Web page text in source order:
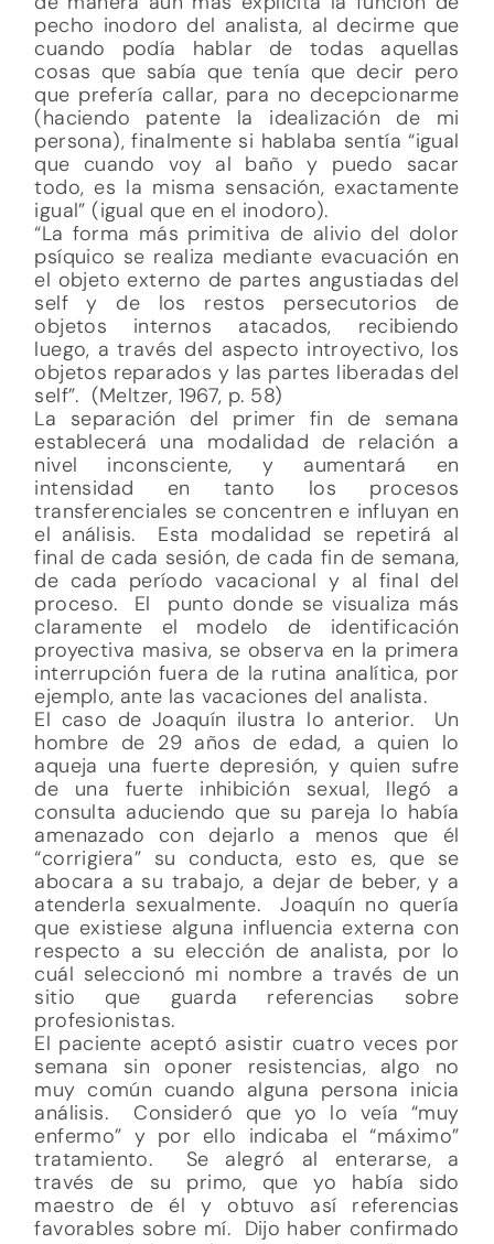
pecho inodoro del analista, al decirme que
cuando podía hablar de todas aquellas
cosas que sabía que tenía que decir pero
que prefería callar, para no decepcionarme
(haciendo patente la idealización de mi
persona), finalmente si hablaba sentía “igual
que cuando voy al baño y puedo sacar
todo, es la misma sensación, exactamente
igual” (igual que en el inodoro).
“La forma más primitiva de alivio del dolor
psíquico se realiza mediante evacuación en
el objeto externo de partes angustiadas del
self y de los restos persecutorios de
objetos internos atacados, recibiendo
luego, a través del aspecto introyectivo, los
objetos reparados y las partes liberadas del
self”. (Meltzer, 1967, p. 58)
La separación del primer fin de semana
establecerá una modalidad de relación a
nivel inconsciente, y aumentará en
intensidad en tanto los procesos
transferenciales se concentren e influyan en
el análisis. Esta modalidad se repetirá al
final de cada sesión, de cada fin de semana,
de cada período vacacional y al final del
proceso. El punto donde se visualiza más
claramente el modelo de identificación
proyectiva masiva, se observa en la primera
interrupción fuera de la rutina analítica, por
ejemplo, ante las vacaciones del analista.
El caso de Joaquín ilustra lo anterior. Un
hombre de 29 años de edad, a quien lo
aqueja una fuerte depresión, y quien sufre
de una fuerte inhibición sexual, llegó a
consulta aduciendo que su pareja lo había
amenazado con dejarlo a menos que él
“corrigiera” su conducta, esto es, que se
abocara a su trabajo, a dejar de beber, y a
atenderla sexualmente. Joaquín no quería
que existiese alguna influencia externa con
respecto a su elección de analista, por lo
cuál seleccionó mi nombre a través de un
sitio que guarda referencias sobre
profesionistas.
El paciente aceptó asistir cuatro veces por
semana sin oponer resistencias, algo no
muy común cuando alguna persona inicia
análisis. Consideró que yo lo veía “muy
enfermo” y por ello indicaba el “máximo”
tratamiento. Se alegró al enterarse, a
través de su primo, que yo había sido
maestro de él y obtuvo así referencias
favorables sobre mí. Dijo haber confirmado